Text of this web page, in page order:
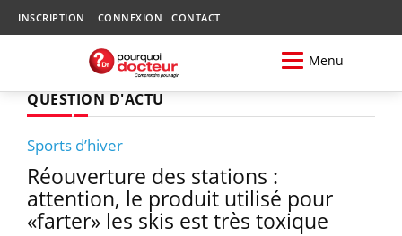
INSCRIPTION CONNEXION CONTACT
Menu
QUESTION D'ACTU
Sports d’hiver
Réouverture des stations :
attention, le produit utilisé pour
«farter» les skis est très toxique